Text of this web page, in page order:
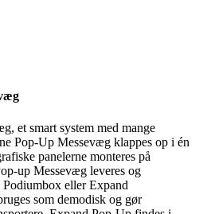
et smart system med mange
Pop-Up Messevæg klappes op i én
panelerne monteres på
up Messevæg leveres og
Podiumbox eller Expand
som demodisk og gør